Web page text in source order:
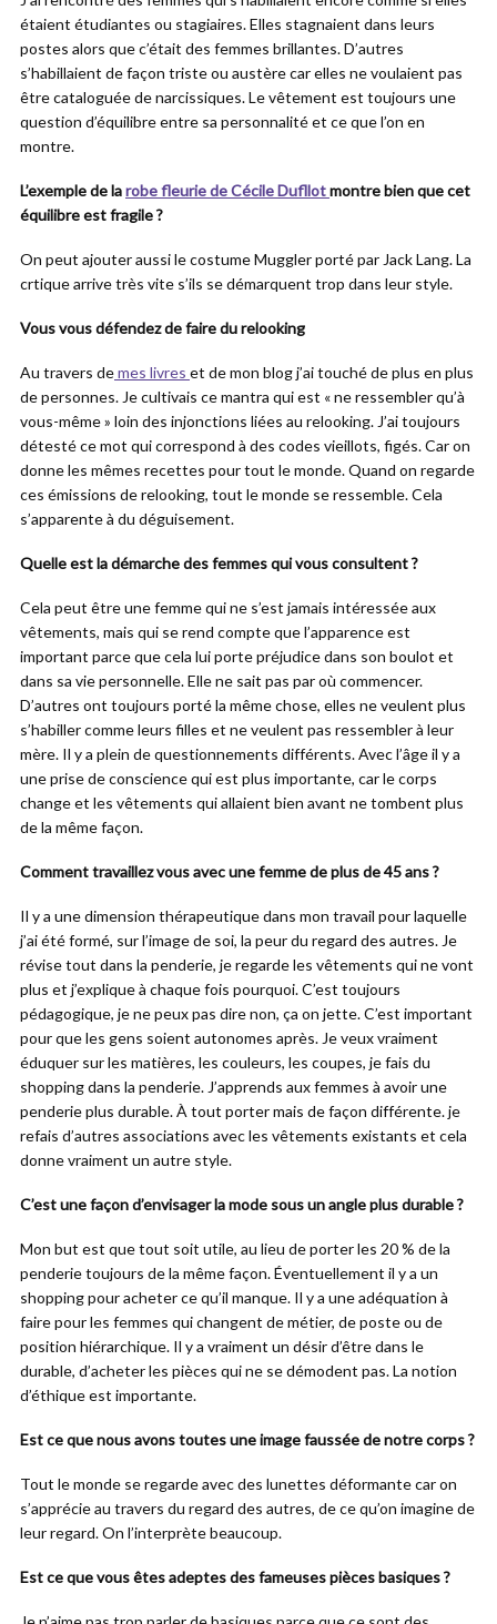
étaient étudiantes ou stagiaires. Elles stagnaient dans leurs
postes alors que c’était des femmes brillantes. D’autres
s’habillaient de façon triste ou austère car elles ne voulaient pas
être cataloguée de narcissiques. Le vêtement est toujours une
question d’équilibre entre sa personnalité et ce que l’on en
montre.
L’exemple de larobe fleurie de Cécile Dufllotmontre bien que cet
équilibre est fragile ?
On peut ajouter aussi le costume Muggler porté par Jack Lang. La
crtique arrive très vite s’ils se démarquent trop dans leur style.
Vous vous défendez de faire du relooking
Au travers demes livres et de mon blog j’ai touché de plus en plus
de personnes. Je cultivais ce mantra qui est « ne ressembler qu’à
vous-même » loin des injonctions liées au relooking. J’ai toujours
détesté ce mot qui correspond à des codes vieillots, figés. Car on
donne les mêmes recettes pour tout le monde. Quand on regarde
ces émissions de relooking, tout le monde se ressemble. Cela
s’apparente à du déguisement.
Quelle est la démarche des femmes qui vous consultent ?
Cela peut être une femme qui ne s’est jamais intéressée aux
vêtements, mais qui se rend compte que l’apparence est
important parce que cela lui porte préjudice dans son boulot et
dans sa vie personnelle. Elle ne sait pas par où commencer.
D’autres ont toujours porté la même chose, elles ne veulent plus
s’habiller comme leurs filles et ne veulent pas ressembler à leur
mère. Il y a plein de questionnements différents. Avec l’âge il y a
une prise de conscience qui est plus importante, car le corps
change et les vêtements qui allaient bien avant ne tombent plus
de la même façon.
Comment travaillez vous avec une femme de plus de 45 ans ?
Il y a une dimension thérapeutique dans mon travail pour laquelle
j’ai été formé, sur l’image de soi, la peur du regard des autres. Je
révise tout dans la penderie, je regarde les vêtements qui ne vont
plus et j’explique à chaque fois pourquoi. C’est toujours
pédagogique, je ne peux pas dire non, ça on jette. C’est important
pour que les gens soient autonomes après. Je veux vraiment
éduquer sur les matières, les couleurs, les coupes, je fais du
shopping dans la penderie. J’apprends aux femmes à avoir une
penderie plus durable. À tout porter mais de façon différente. je
refais d’autres associations avec les vêtements existants et cela
donne vraiment un autre style.
C’est une façon d’envisager la mode sous un angle plus durable ?
Mon but est que tout soit utile, au lieu de porter les 20 % de la
penderie toujours de la même façon. Éventuellement il y a un
shopping pour acheter ce qu’il manque. Il y a une adéquation à
faire pour les femmes qui changent de métier, de poste ou de
position hiérarchique. Il y a vraiment un désir d’être dans le
durable, d’acheter les pièces qui ne se démodent pas. La notion
d’éthique est importante.
Est ce que nous avons toutes une image faussée de notre corps ?
Tout le monde se regarde avec des lunettes déformante car on
s’apprécie au travers du regard des autres, de ce qu’on imagine de
leur regard. On l’interprète beaucoup.
Est ce que vous êtes adeptes des fameuses pièces basiques ?